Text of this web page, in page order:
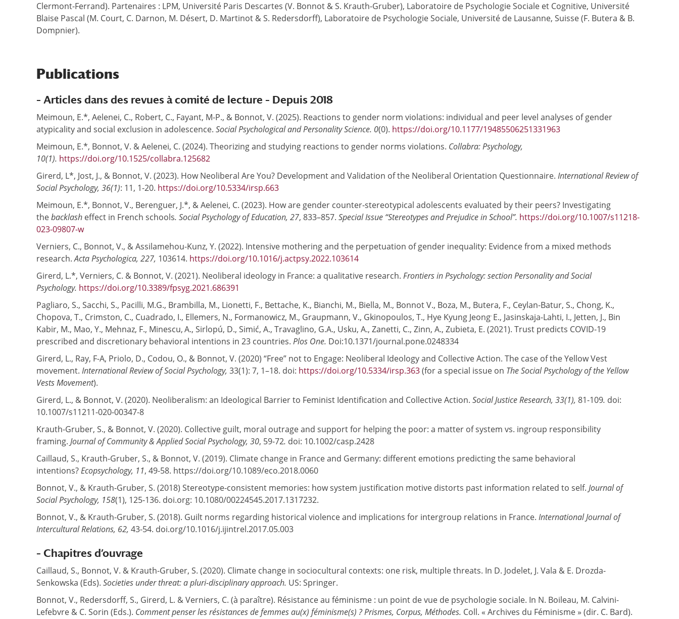
Clermont-Ferrand). Partenaires : LPM, Université Paris Descartes (V. Bonnot & S. Krauth-Gruber), Laboratoire de Psychologie Sociale et Cognitive, Université
Blaise Pascal (M. Court, C. Darnon, M. Désert, D. Martinot & S. Redersdorff), Laboratoire de Psychologie Sociale, Université de Lausanne, Suisse (F. Butera & B.
Dompnier).
Publications
– Articles dans des revues à comité de lecture – Depuis 2018
Meimoun, E.*, Aelenei, C., Robert, C., Fayant, M-P., & Bonnot, V. (2025). Reactions to gender norm violations: individual and peer level analyses of gender
atypicality and social exclusion in adolescence. Social Psychological and Personality Science. 0(0). https://doi.org/10.1177/19485506251331963
Meimoun, E.*, Bonnot, V. & Aelenei, C. (2024). Theorizing and studying reactions to gender norms violations. Collabra: Psychology,
10(1). https://doi.org/10.1525/collabra.125682
Girerd, L*, Jost, J., & Bonnot, V. (2023). How Neoliberal Are You? Development and Validation of the Neoliberal Orientation Questionnaire. International Review of
Social Psychology, 36(1): 11, 1-20. https://doi.org/10.5334/irsp.663
Meimoun, E.*, Bonnot, V., Berenguer, J.*, & Aelenei, C. (2023). How are gender counter-stereotypical adolescents evaluated by their peers? Investigating
thebacklash effect in French schools. Social Psychology of Education, 27, 833–857. Special Issue “Stereotypes and Prejudice in School”. https://doi.org/10.1007/s11218-
023-09807-w
Verniers, C., Bonnot, V., & Assilamehou-Kunz, Y. (2022). Intensive mothering and the perpetuation of gender inequality: Evidence from a mixed methods
research.Acta Psychologica, 227, 103614. https://doi.org/10.1016/j.actpsy.2022.103614
Girerd, L.*, Verniers, C. & Bonnot, V. (2021). Neoliberal ideology in France: a qualitative research. Frontiers in Psychology: section Personality and Social
Psychology. https://doi.org/10.3389/fpsyg.2021.686391
Pagliaro, S., Sacchi, S., Pacilli, M.G., Brambilla, M., Lionetti, F., Bettache, K., Bianchi, M., Biella, M., Bonnot V., Boza, M., Butera, F., Ceylan-Batur, S., Chong, K.,
Chopova, T., Crimston, C., Cuadrado, I., Ellemers, N., Formanowicz, M., Graupmann, V., Gkinopoulos, T., Hye Kyung Jeong, E., Jasinskaja-Lahti, I., Jetten, J., Bin
Kabir, M., Mao, Y., Mehnaz, F., Minescu,A., Sirlopú, D., Simić, A., Travaglino, G.A., Usku, A., Zanetti, C., Zinn, A., Zubieta, E. (2021). Trust predicts COVID-19
prescribed and discretionary behavioral intentions in 23 countries. Plos One. Doi:10.1371/journal.pone.0248334
Girerd, L., Ray, F-A, Priolo, D., Codou, O., & Bonnot, V. (2020) “Free” not to Engage: Neoliberal Ideology and Collective Action. The case of the Yellow Vest
movement. International Review of Social Psychology, 33(1): 7, 1–18. doi: https://doi.org/10.5334/irsp.363(for a special issue on The Social Psychology of the Yellow
Vests Movement).
Girerd, L., & Bonnot, V. (2020). Neoliberalism: an Ideological Barrier to Feminist Identification and Collective Action. Social Justice Research, 33(1), 81-109. doi:
10.1007/s11211-020-00347-8
Krauth-Gruber, S., & Bonnot, V. (2020). Collective guilt, moral outrage and support for helping the poor: a matter of system vs. ingroup responsibility
framing. Journal of Community & Applied Social Psychology, 30, 59-72. doi: 10.1002/casp.2428
Caillaud, S., Krauth-Gruber, S., & Bonnot, V. (2019). Climate change in France and Germany: different emotions predicting the same behavioral
intentions?Ecopsychology, 11, 49-58. https://doi.org/10.1089/eco.2018.0060
Bonnot, V., & Krauth-Gruber, S. (2018) Stereotype-consistent memories: how system justification motive distorts past information related to self. Journal of
Social Psychology, 158(1), 125-136. doi.org: 10.1080/00224545.2017.1317232.
Bonnot, V., & Krauth-Gruber, S. (2018). Guilt norms regarding historical violence and implications for intergroup relations in France. International Journal of
Intercultural Relations, 62, 43-54. doi.org/10.1016/j.ijintrel.2017.05.003
– Chapitres d’ouvrage
Caillaud, S., Bonnot, V. & Krauth-Gruber, S. (2020). Climate change in sociocultural contexts: one risk, multiple threats. In D. Jodelet, J. Vala & E. Drozda-
Senkowska (Eds). Societies under threat: a pluri-disciplinary approach. US: Springer.
Bonnot, V., Redersdorff, S., Girerd, L. & Verniers, C. (à paraître). Résistance au féminisme : un point de vue de psychologie sociale. In N. Boileau, M. Calvini-
Lefebvre & C. Sorin (Eds.). Comment penser les résistances de femmes au(x) féminisme(s) ? Prismes, Corpus, Méthodes. Coll. « Archives du Féminisme » (dir. C. Bard).